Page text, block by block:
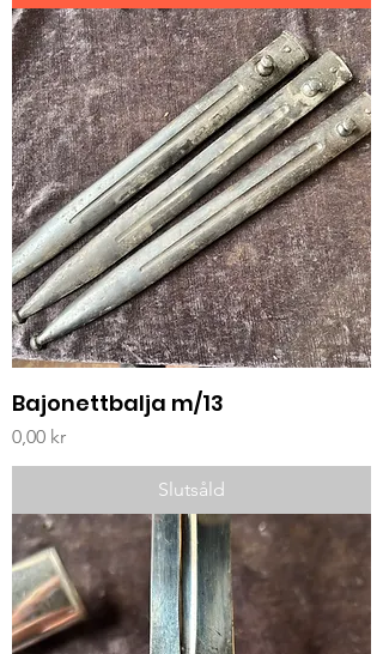
Bajonettbalja m/13
Pris
0,00 kr
Slutsåld